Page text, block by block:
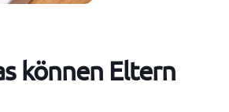
können Eltern